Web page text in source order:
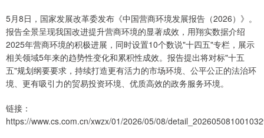
5月8日，国家发展改革委发布《中国营商环境发展报告（2026）》。
报告全景呈现我国改进提升营商环境的显著成效，用翔实数据介绍
2025年营商环境的积极进展，同时设置10个数说"十四五"专栏，展示
相关领域5年来的趋势性变化和累积性成效。报告提出将对标"十五
五"规划纲要要求，持续打造更有活力的市场环境、公平公正的法治环
境、更有吸引力的贸易投资环境、优质高效的政务服务环境。
链接：
https://www.cs.com.cn/xwzx/01/2026/05/08/